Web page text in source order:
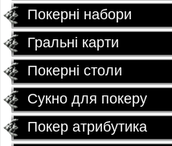
Покерні набори
Гральні карти
Покернi столи
Сукно для покеру
Покер атрибутика